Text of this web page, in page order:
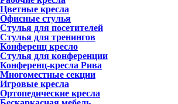
Цветные кресла
Офисные стулья
Стулья для посетителей
Стулья для тренингов
Конференц кресло
Стулья для конференции
Конференц-кресла Рива
Многоместные секции
Игровые кресла
Ортопедические кресла